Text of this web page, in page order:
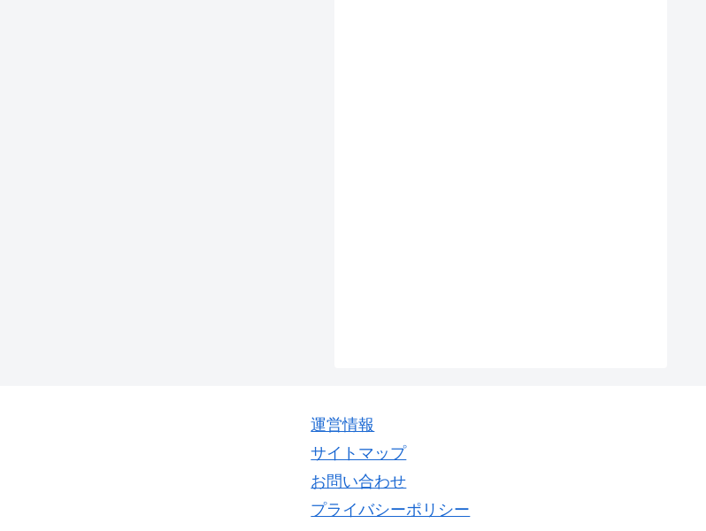
運営情報
サイトマップ
お問い合わせ
プライバシーポリシー